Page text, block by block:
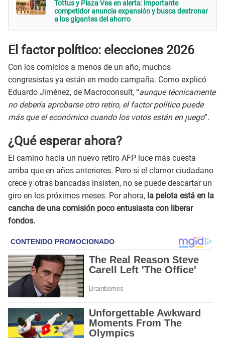
Tottus y Plaza Vea en alerta: importante
competidor anuncia expansión y busca destronar
a los gigantes del ahorro
El factor político: elecciones 2026
Con los comicios a menos de un año, muchos
congresistas ya están en modo campaña. Como explicó
Eduardo Jiménez, de Macroconsult, “aunque técnicamente
no debería aprobarse otro retiro, el factor político puede
más que el económico cuando los votos están en juego”.
¿Qué esperar ahora?
El camino hacia un nuevo retiro AFP luce más cuesta
arriba que en años anteriores. Pero si el clamor ciudadano
crece y otras bancadas insisten, no se puede descartar un
giro en los próximos meses. Por ahora, la pelota está en la
cancha de una comisión poco entusiasta con liberar
fondos.